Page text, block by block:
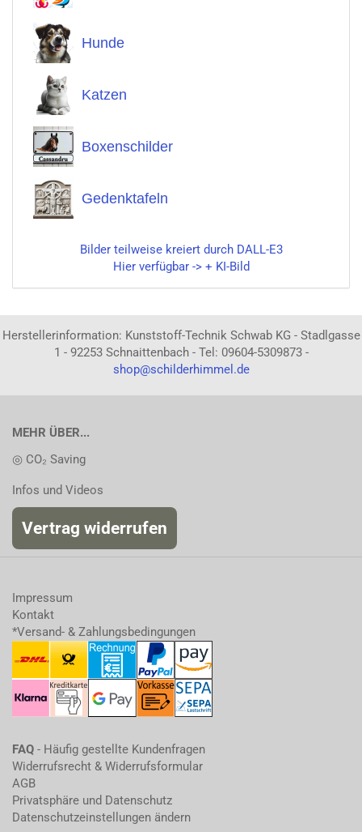
Hunde
Katzen
Boxenschilder
Gedenktafeln
Bilder teilweise kreiert durch DALL-E3
Hier verfügbar -> + KI-Bild
Herstellerinformation: Kunststoff-Technik Schwab KG - Stadlgasse
1 - 92253 Schnaittenbach - Tel: 09604-5309873 -
shop@schilderhimmel.de
MEHR ÜBER...
◎ CO₂ Saving
Infos und Videos
Vertrag widerrufen
Impressum
Kontakt
*Versand- & Zahlungsbedingungen
FAQ - Häufig gestellte Kundenfragen
Widerrufsrecht & Widerrufsformular
AGB
Privatsphäre und Datenschutz
Datenschutzeinstellungen ändern